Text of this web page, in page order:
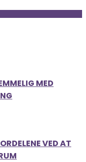
MED
VED AT